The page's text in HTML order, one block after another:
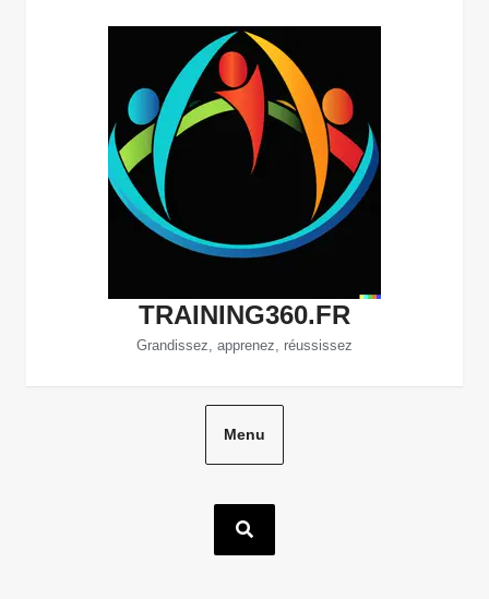
TRAINING360.FR
Grandissez, apprenez, réussissez
Menu